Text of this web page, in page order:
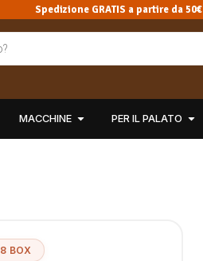
Spedizione GRATIS a partire da 50€
MACCHINE PER IL PALATO
8 BOX